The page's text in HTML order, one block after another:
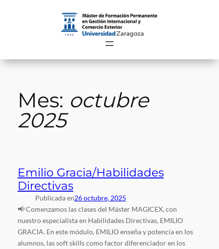
Mes: octubre
2025
Emilio Gracia/Habilidades
Directivas
Publicada en26 octubre, 2025
📢 Comenzamos las clases del Máster MAGICEX, con
nuestro especialista en Habilidades Directivas, EMILIO
GRACIA. En este módulo, EMILIO enseña y potencia en los
alumnos, las soft skills como factor diferenciador en los